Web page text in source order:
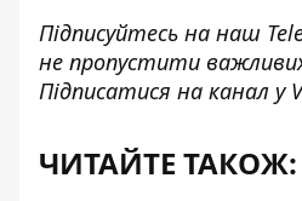
Підписуйтесь на наш
не пропустити
Підписатися на канал у
ЧИТАЙТЕ ТАКОЖ: